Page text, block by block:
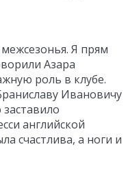
Я прям
Азара
роль в клубе.
Ивановичу
английской
счастлива, а ноги и